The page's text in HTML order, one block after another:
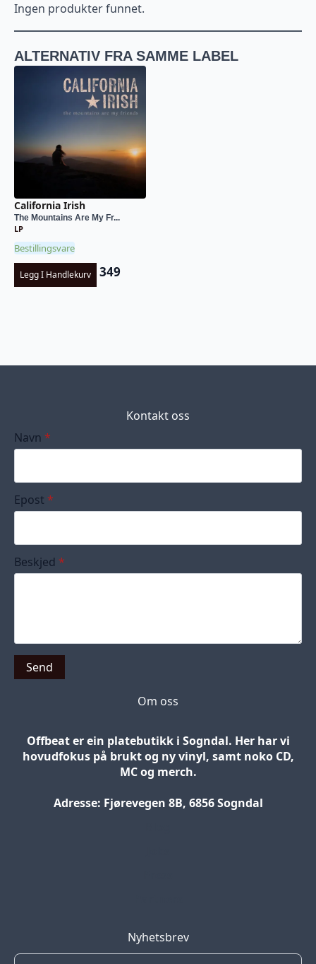
Ingen produkter funnet.
ALTERNATIV FRA SAMME LABEL
California Irish
The Mountains Are My Fr...
LP
Bestillingsvare
Legg I Handlekurv 349
Kontakt oss
Navn *
Epost *
Beskjed *
Send
Om oss
Offbeat er ein platebutikk i Sogndal. Her har vi
hovudfokus på brukt og ny vinyl, samt noko CD,
MC og merch.
Adresse: Fjørevegen 8B, 6856 Sogndal
Nyhetsbrev